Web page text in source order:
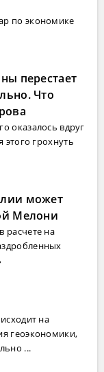
по экономике
перестает
Что
оказалось вдруг
этого грохнуть
может
Мелони
расчете на
на
геоэкономики,
...